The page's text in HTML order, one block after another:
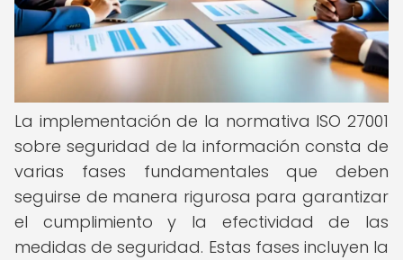
La implementación de la normativa ISO 27001
sobre seguridad de la información consta de
varias fases fundamentales que deben
seguirse de manera rigurosa para garantizar
el cumplimiento y la efectividad de las
medidas de seguridad. Estas fases incluyen la